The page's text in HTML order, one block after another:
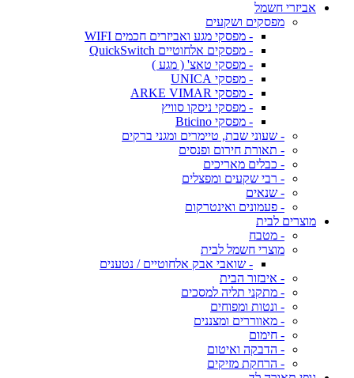
אביזרי חשמל
מפסקים ושקעים
- מפסקי מגע ואביזרים חכמים WIFI
- מפסקים אלחוטיים QuickSwitch
- מפסקי טאצ' ( מגע )
- מפסקי UNICA
- מפסקי ARKE VIMAR
- מפסקי ניסקו סוויץ
- מפסקי Bticino
- שעוני שבת, טיימרים ומגני ברקים
- תאורת חירום ופנסים
- כבלים מאריכים
- רבי שקעים ומפצלים
- שנאים
- פעמונים ואינטרקום
מוצרים לבית
- מטבח
מוצרי חשמל לבית
- שואבי אבק אלחוטיים / נטענים
- איבזור הבית
- מתקני תליה למסכים
- ונטות ומפוחים
- מאווררים ומצננים
- חימום
- הדבקה ואיטום
- הרחקת מזיקים